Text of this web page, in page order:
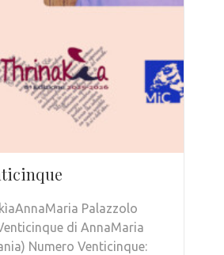
Palazzolo
di AnnaMaria
Numero Venticinque: